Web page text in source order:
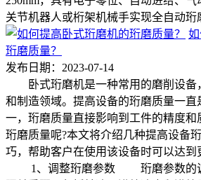
关节机器人或桁架机械手实现全自动珩
珩磨质量？
发布日期：2023-07-14
卧式珩磨机是一种常用的磨削设备
和制造领域。提高设备的珩磨质量一直
一，珩磨质量直接影响到工件的精度和
珩磨质量呢?本文将介绍几种提高设备
巧，帮助客户在使用该设备时可以达到
1、调整珩磨参数 珩磨参数的调